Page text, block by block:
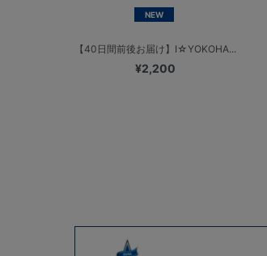
NEW
【40日間前後お届け】I☆YOKOHA...
¥2,200